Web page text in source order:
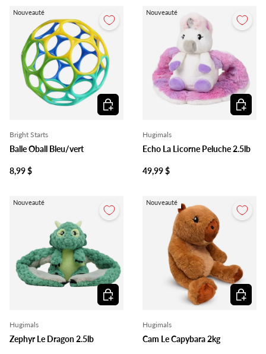
Nouveauté
Bright Starts
Balle Oball Bleu/vert
8,99 $
Ajouter au panier
Nouveauté
Hugimals
Echo La Licorne Peluche 2.5lb
49,99 $
Ajouter
Nouveauté
Hugimals
Zephyr Le Dragon 2.5lb
Ajouter au panier
Nouveauté
Hugimals
Cam Le Capybara 2kg
Ajouter